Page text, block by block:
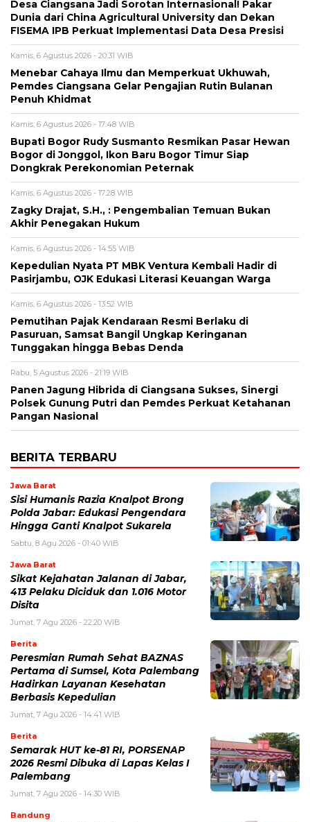
Desa Ciangsana Jadi Sorotan Internasional! Pakar
Dunia dari China Agricultural University dan Dekan
FISEMA IPB Perkuat Implementasi Data Desa Presisi
Kamis, 6 Agustus 2026 - 20:31 WIB
Menebar Cahaya Ilmu dan Memperkuat Ukhuwah,
Pemdes Ciangsana Gelar Pengajian Rutin Bulanan
Penuh Khidmat
Kamis, 6 Agustus 2026 - 17:48 WIB
Bupati Bogor Rudy Susmanto Resmikan Pasar Hewan
Bogor di Jonggol, Ikon Baru Bogor Timur Siap
Dongkrak Perekonomian Peternak
Kamis, 6 Agustus 2026 - 17:28 WIB
Zagky Drajat, S.H., : Pengembalian Temuan Bukan
Akhir Penegakan Hukum
Kamis, 6 Agustus 2026 - 14:55 WIB
Kepedulian Nyata PT MBK Ventura Kembali Hadir di
Pasirjambu, OJK Edukasi Literasi Keuangan Warga
Kamis, 6 Agustus 2026 - 13:52 WIB
Pemutihan Pajak Kendaraan Resmi Berlaku di
Pasuruan, Samsat Bangil Ungkap Keringanan
Tunggakan hingga Bebas Denda
Rabu, 5 Agustus 2026 - 21:19 WIB
Panen Jagung Hibrida di Ciangsana Sukses, Sinergi
Polsek Gunung Putri dan Pemdes Perkuat Ketahanan
Pangan Nasional
BERITA TERBARU
Jawa Barat
Sisi Humanis Razia Knalpot Brong
Polda Jabar: Edukasi Pengendara
Hingga Ganti Knalpot Sukarela
Sabtu, 8 Agu 2026 - 01:40 WIB
Jawa Barat
Sikat Kejahatan Jalanan di Jabar,
413 Pelaku Diciduk dan 1.016 Motor
Disita ‎
Jumat, 7 Agu 2026 - 22:20 WIB
Berita
Peresmian Rumah Sehat BAZNAS
Pertama di Sumsel, Kota Palembang
Hadirkan Layanan Kesehatan
Berbasis Kepedulian
Jumat, 7 Agu 2026 - 14:41 WIB
Berita
Semarak HUT ke-81 RI, PORSENAP
2026 Resmi Dibuka di Lapas Kelas I
Palembang
Jumat, 7 Agu 2026 - 14:30 WIB
Bandung